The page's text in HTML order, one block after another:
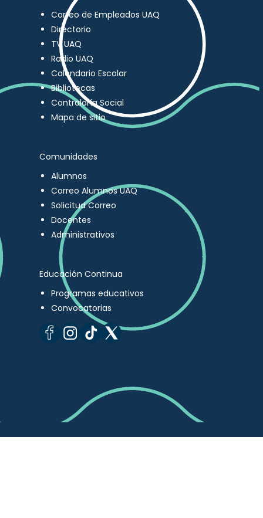
Correo de Empleados UAQ
Directorio
TV UAQ
Radio UAQ
Calendario Escolar
Bibliotecas
Contraloría Social
Mapa de sitio
Comunidades
Alumnos
Correo Alumnos UAQ
Solicitud Correo
Docentes
Administrativos
Educación Continua
Programas educativos
Convocatorias